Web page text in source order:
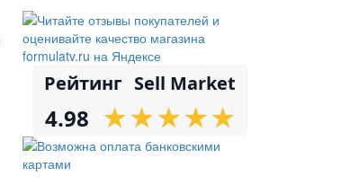
Рейтинг Sell Market
4.98 ★
★★
★★
★★
★★
★